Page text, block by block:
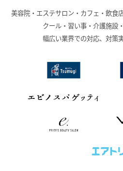
美容院・エステサロン・カフェ・飲食
クール・習い事・介護施設
幅広い業界での対応、対策